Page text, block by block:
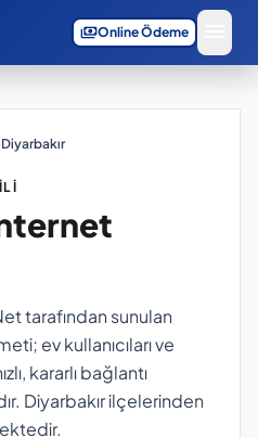
paymentsOnline Ödeme
Diyarbakır
tarafından sunulan
ev kullanıcıları ve
kararlı bağlantı
Diyarbakır ilçelerinden